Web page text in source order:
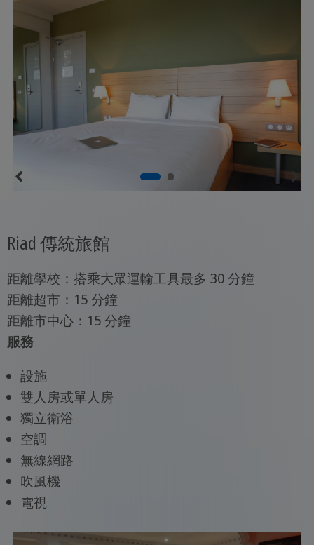
Riad 傳統旅館
距離學校：搭乘大眾運輸工具最多 30 分鐘
距離超市：15 分鐘
距離市中心：15 分鐘
服務
設施
雙人房或單人房
獨立衛浴
空調
無線網路
吹風機
電視